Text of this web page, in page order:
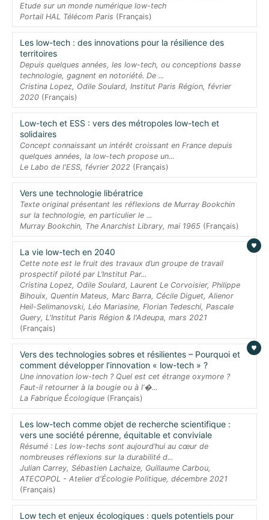
Etude sur un monde numérique low-tech
Portail HAL Télécom Paris (Français)
Les low-tech : des innovations pour la résilience des
territoires
Depuis quelques années, les low-tech, ou conceptions basse
technologie, gagnent en notoriété. De ...
Cristina Lopez, Odile Soulard, Institut Paris Région, février
2020 (Français)
Low-tech et ESS : vers des métropoles low-tech et
solidaires
Concept connaissant un intérêt croissant en France depuis
quelques années, la low-tech propose un...
Le Labo de l'ESS, février 2022 (Français)
Vers une technologie libératrice
Texte original présentant les réflexions de Murray Bookchin
sur la technologie, en particulier le ...
Murray Bookchin, The Anarchist Library, mai 1965 (Français)
La vie low-tech en 2040
Cette note est le fruit des travaux d’un groupe de travail
prospectif piloté par L’Institut Par...
Cristina Lopez, Odile Soulard, Laurent Le Corvoisier, Philippe
Bihouix, Quentin Mateus, Marc Barra, Cécile Diguet, Alienor
Heil-Selimanovski, Léo Mariasine, Florian Tedeschi, Pascale
Guery, L'Institut Paris Région & l'Adeupa, mars 2021
(Français)
Vers des technologies sobres et résilientes – Pourquoi et
comment développer l’innovation « low-tech » ?
Une innovation low-tech ? Quel est cet étrange oxymore ?
Faut-il retourner à la bougie ou à l’�...
La Fabrique Écologique (Français)
Les low-tech comme objet de recherche scientifique :
vers une société pérenne, équitable et conviviale
Résumé : Les low-techs sont aujourd’hui au cœur de
nombreuses réflexions sur la durabilité d...
Julian Carrey, Sébastien Lachaize, Guillaume Carbou,
ATECOPOL - Atelier d'Écologie Politique, décembre 2021
(Français)
Low tech et enjeux écologiques : quels potentiels pour